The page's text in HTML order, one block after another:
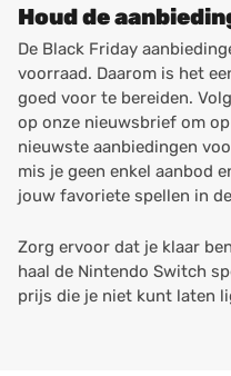
Houd de
De Black Friday
voorraad. Daarom is het
goed voor te bereiden.
op onze nieuwsbrief om
nieuwste aanbiedingen
mis je geen enkel aanbod
jouw favoriete spellen in
Zorg ervoor dat je klaar
haal de Nintendo Switch
prijs die je niet kunt laten